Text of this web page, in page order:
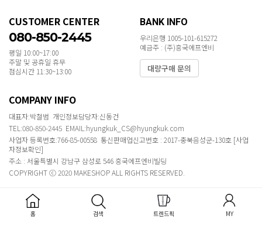
CUSTOMER CENTER
080-850-2445
평일 10:00~17:00
주말 및 공휴일 휴무
점심시간 11:30~13:00
BANK INFO
우리은행 1005-101-615272
예금주 : (주)흥국에프엔비
대량구매 문의
COMPANY INFO
대표자:박철범 개인정보담당자:신동건
TEL:080-850-2445 EMAIL:hyungkuk_CS@hyungkuk.com
사업자 등록번호:766-85-00558 통신판매업신고번호 : 2017-충북음성군-130호 [사업
자정보확인]
주소 : 서울특별시 강남구 삼성로 546 흥국에프엔비빌딩
COPYRIGHT ⓒ 2020 MAKESHOP ALL RIGHTS RESERVED.
홈 검색 트렌드픽 MY